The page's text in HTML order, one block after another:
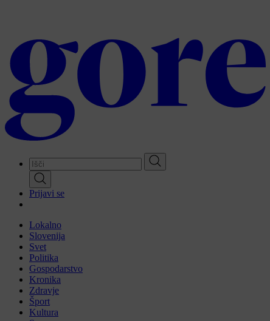
content
Prijavi se
Lokalno
Slovenija
Svet
Politika
Gospodarstvo
Kronika
Zdravje
Šport
Kultura